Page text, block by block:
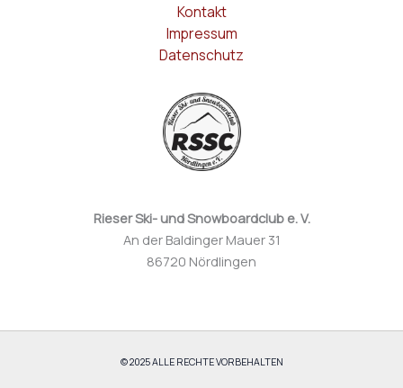
Kontakt
Impressum
Datenschutz
Rieser Ski- und Snowboardclub e. V.
An der Baldinger Mauer 31
86720 Nördlingen
© 2025 ALLE RECHTE VORBEHALTEN